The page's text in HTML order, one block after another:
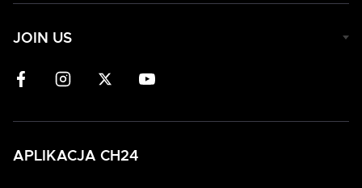
JOIN US
APLIKACJA CH24